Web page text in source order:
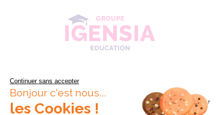
Continuer sans accepter
Bonjour c'est nous...
les Cookies !